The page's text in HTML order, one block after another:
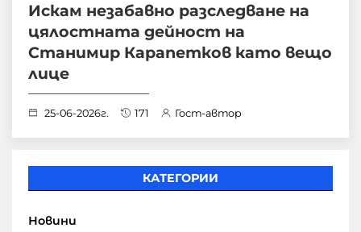
Искам незабавно разследване на
цялостната дейност на
Станимир Карапетков като вещо
лице
25-06-2026г. 171 Гост-автор
КАТЕГОРИИ
Новини